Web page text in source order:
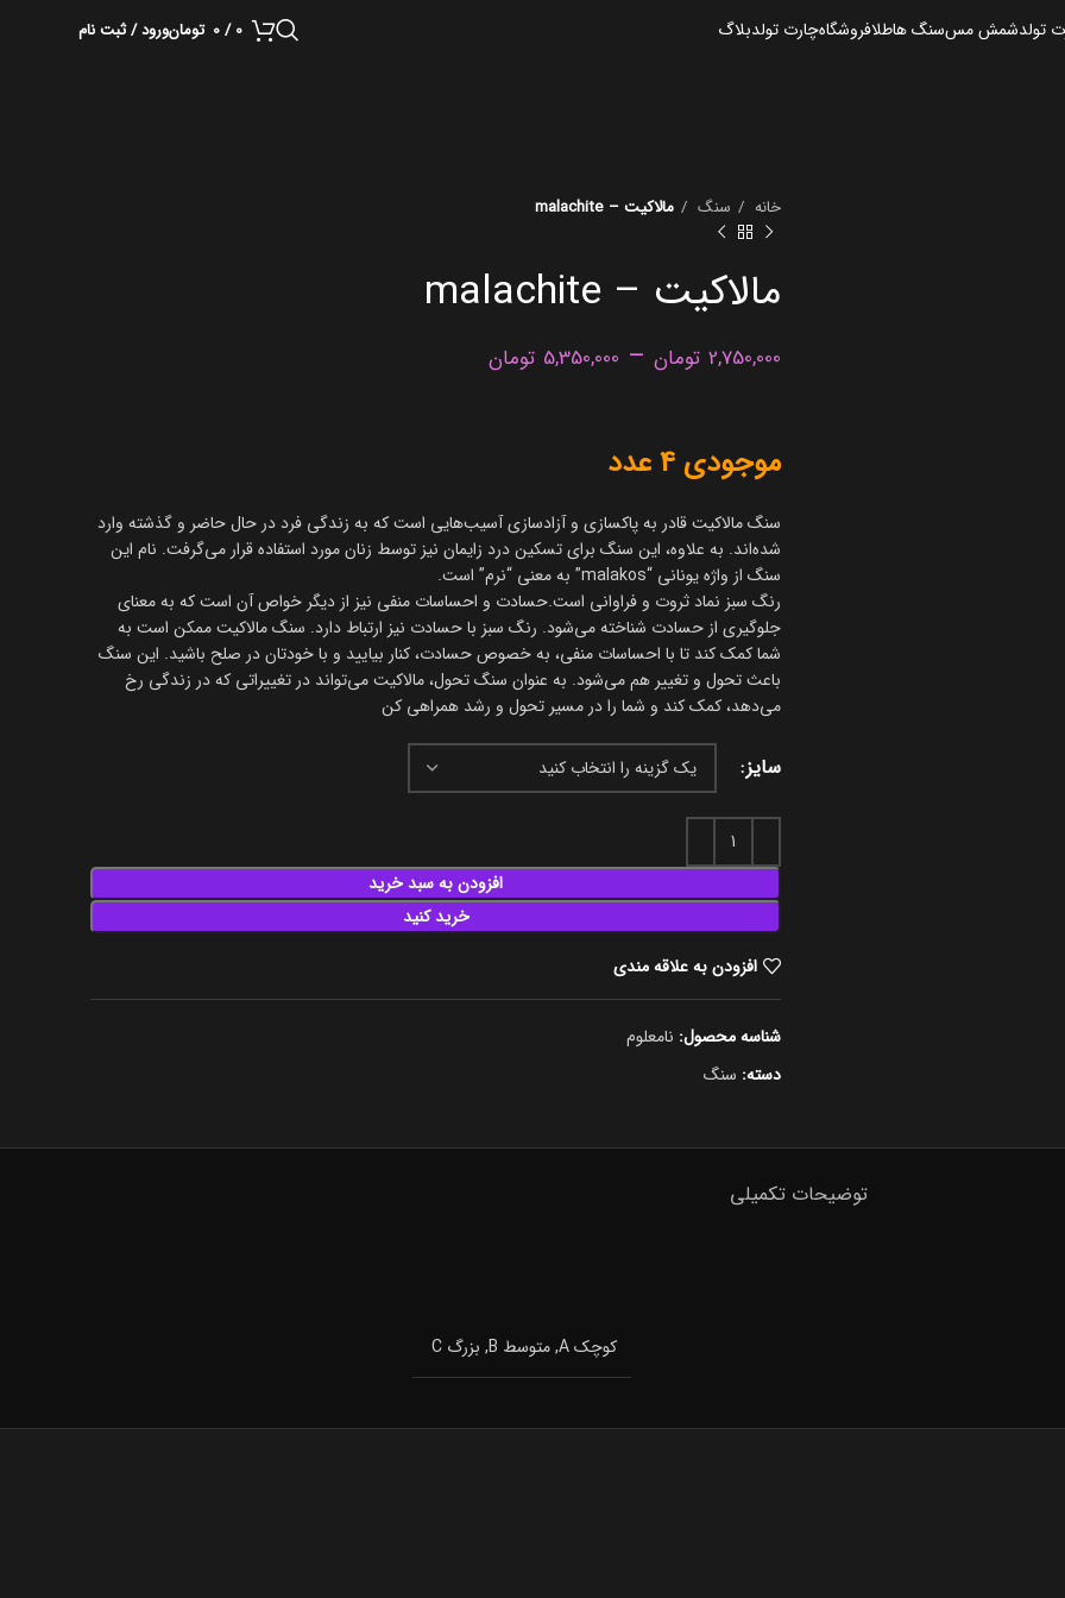
تولدشمش مسسنگ هاطلافروشگاهچارت تولدبلاگ 0
/
0 تومانورود / ثبت نام
خانه سنگ مالاکیت – malachite
مالاکیت – malachite
2,750,000 تومان –
5,350,000 تومان
موجودی 4 عدد
سنگ مالاکیت قادر به پاکسازی و آزادسازی آسیب‌هایی است که به زندگی فرد در حال حاضر و گذشته وارد
شده‌اند. به علاوه، این سنگ برای تسکین درد زایمان نیز توسط زنان مورد استفاده قرار می‌گرفت. نام این
سنگ از واژه یونانی “malakos” به معنی “نرم” است.
رنگ سبز نماد ثروت و فراوانی است.حسادت و احساسات منفی نیز از دیگر خواص آن است که به معنای
جلوگیری از حسادت شناخته می‌شود. رنگ سبز با حسادت نیز ارتباط دارد. سنگ مالاکیت ممکن است به
شما کمک کند تا با احساسات منفی، به خصوص حسادت، کنار بیایید و با خودتان در صلح باشید. این سنگ
باعث تحول و تغییر هم می‌شود. به عنوان سنگ تحول، مالاکیت می‌تواند در تغییراتی که در زندگی رخ
می‌دهد، کمک کند و شما را در مسیر تحول و رشد همراهی کن
سایز
افزودن به سبد خرید
خرید کنید
افزودن به علاقه مندی
شناسه محصول: نامعلوم
دسته: سنگ
توضیحات تکمیلی
کوچک A, متوسط B, بزرگ C